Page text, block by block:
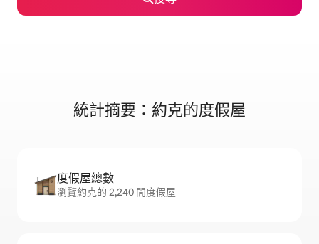
統計摘要：約克的度假屋
度假屋總數
瀏覽約克的 2,240 間度假屋